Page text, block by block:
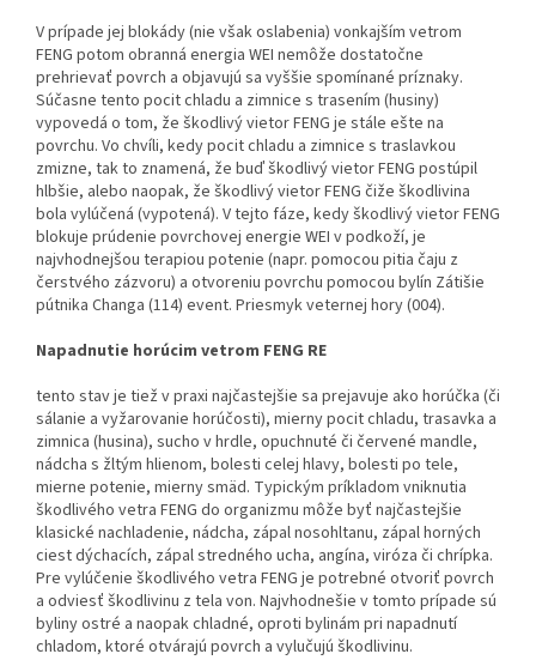
V prípade jej blokády (nie však oslabenia) vonkajším vetrom
FENG potom obranná energia WEI nemôže dostatočne
prehrievať povrch a objavujú sa vyššie spomínané príznaky.
Súčasne tento pocit chladu a zimnice s trasením (husiny)
vypovedá o tom, že škodlivý vietor FENG je stále ešte na
povrchu. Vo chvíli, kedy pocit chladu a zimnice s traslavkou
zmizne, tak to znamená, že buď škodlivý vietor FENG postúpil
hlbšie, alebo naopak, že škodlivý vietor FENG čiže škodlivina
bola vylúčená (vypotená). V tejto fáze, kedy škodlivý vietor FENG
blokuje prúdenie povrchovej energie WEI v podkoží, je
najvhodnejšou terapiou potenie (napr. pomocou pitia čaju z
čerstvého zázvoru) a otvoreniu povrchu pomocou bylín Zátišie
pútnika Changa (114) event. Priesmyk veternej hory (004).
Napadnutie horúcim vetrom FENG RE
tento stav je tiež v praxi najčastejšie sa prejavuje ako horúčka (či
sálanie a vyžarovanie horúčosti), mierny pocit chladu, trasavka a
zimnica (husina), sucho v hrdle, opuchnuté či červené mandle,
nádcha s žltým hlienom, bolesti celej hlavy, bolesti po tele,
mierne potenie, mierny smäd. Typickým príkladom vniknutia
škodlivého vetra FENG do organizmu môže byť najčastejšie
klasické nachladenie, nádcha, zápal nosohltanu, zápal horných
ciest dýchacích, zápal stredného ucha, angína, viróza či chrípka.
Pre vylúčenie škodlivého vetra FENG je potrebné otvoriť povrch
a odviesť škodlivinu z tela von. Najvhodnešie v tomto prípade sú
byliny ostré a na­opak chladné, oproti bylinám pri napadnutí
chladom, ktoré otvárajú povrch a vylučujú škodlivinu.